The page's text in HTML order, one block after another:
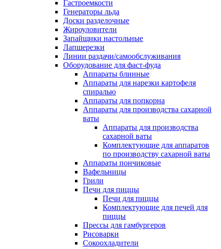
Гастроемкости
Генераторы льда
Доски разделочные
Жироуловители
Запайщики настольные
Лапшерезки
Линии раздачи/самообслуживания
Оборудование для фаст-фуда
Аппараты блинные
Аппараты для нарезки картофеля
спиралью
Аппараты для попкорна
Аппараты для производства сахарной
ваты
Аппараты для производства
сахарной ваты
Комплектующие для аппаратов
по производству сахарной ваты
Аппараты пончиковые
Вафельницы
Грили
Печи для пиццы
Печи для пиццы
Комплектующие для печей для
пиццы
Прессы для гамбургеров
Рисоварки
Сокоохладители